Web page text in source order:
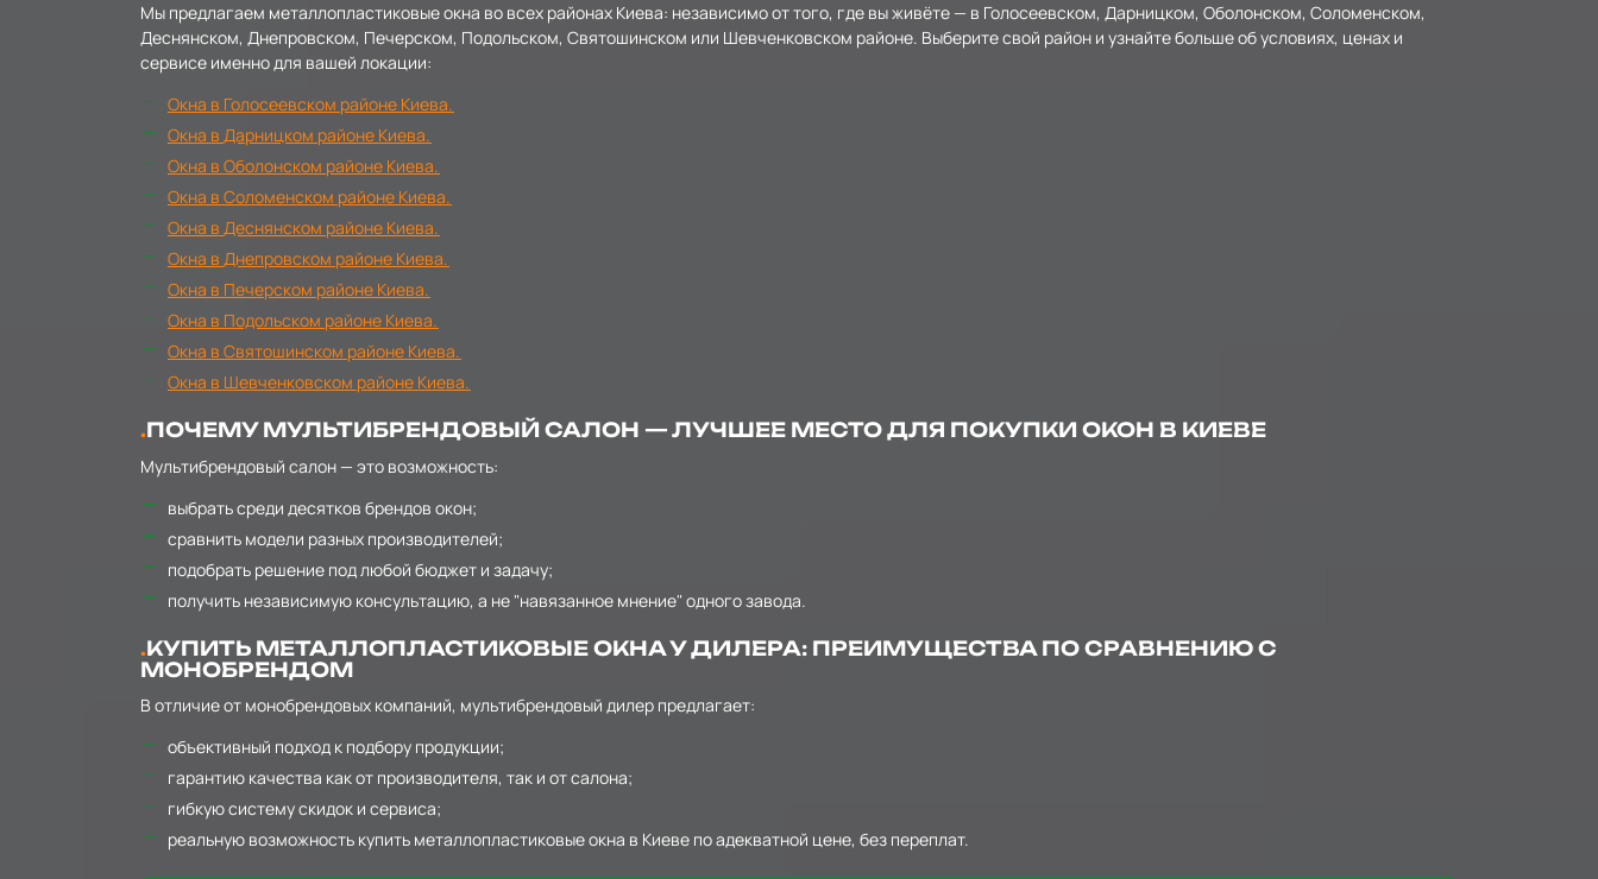
Мы предлагаем металлопластиковые окна во всех районах Киева: независимо от того, где вы живёте — в Голосеевском, Дарницком, Оболонском, Соломенском,
Деснянском, Днепровском, Печерском, Подольском, Святошинском или Шевченковском районе. Выберите свой район и узнайте больше об условиях, ценах и
сервисе именно для вашей локации:
Окна в Голосеевском районе Киева.
Окна в Дарницком районе Киева.
Окна в Оболонском районе Киева.
Окна в Соломенском районе Киева.
Окна в Деснянском районе Киева.
Окна в Днепровском районе Киева.
Окна в Печерском районе Киева.
Окна в Подольском районе Киева.
Окна в Святошинском районе Киева.
Окна в Шевченковском районе Киева.
ПОЧЕМУ МУЛЬТИБРЕНДОВЫЙ САЛОН — ЛУЧШЕЕ МЕСТО ДЛЯ ПОКУПКИ ОКОН В КИЕВЕ
Мультибрендовый салон — это возможность:
выбрать среди десятков брендов окон;
сравнить модели разных производителей;
подобрать решение под любой бюджет и задачу;
получить независимую консультацию, а не "навязанное мнение" одного завода.
КУПИТЬ МЕТАЛЛОПЛАСТИКОВЫЕ ОКНА У ДИЛЕРА: ПРЕИМУЩЕСТВА ПО СРАВНЕНИЮ С
МОНОБРЕНДОМ
В отличие от монобрендовых компаний, мультибрендовый дилер предлагает:
объективный подход к подбору продукции;
гарантию качества как от производителя, так и от салона;
гибкую систему скидок и сервиса;
реальную возможность купить металлопластиковые окна в Киеве по адекватной цене, без переплат.